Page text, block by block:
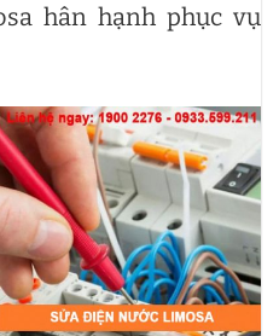
hân hạnh phục vụ